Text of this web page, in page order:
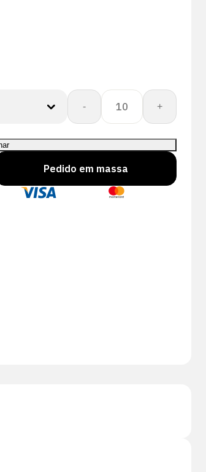
-
Quantidade
CORESHIELD
DOUBLE
13G
BB
NSMF
+
Pedido em massa